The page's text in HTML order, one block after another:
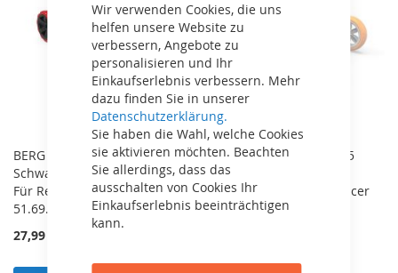
Wir verwenden Cookies, die uns
helfen unsere Website zu
verbessern, Angebote zu
personalisieren und Ihr
Einkaufserlebnis verbessern. Mehr
dazu finden Sie in unserer
Datenschutzerklärung.
Sie haben die Wahl, welche Cookies
sie aktivieren möchten. Beachten
Sie allerdings, dass das
ausschalten von Cookies Ihr
Einkaufserlebnis beeinträchtigen
kann.
BERG Komplettrad 10x2.5
Schwarz-Rot Hinten Rechts -
Für Reppy Rebel Gokarts
51.69.00.27
27,99 €
BERG Komplettrad 10x2.5
Grau-Orange Hinten
Hinterrad - Für Reppy Racer
Gokarts 51.69.00.18